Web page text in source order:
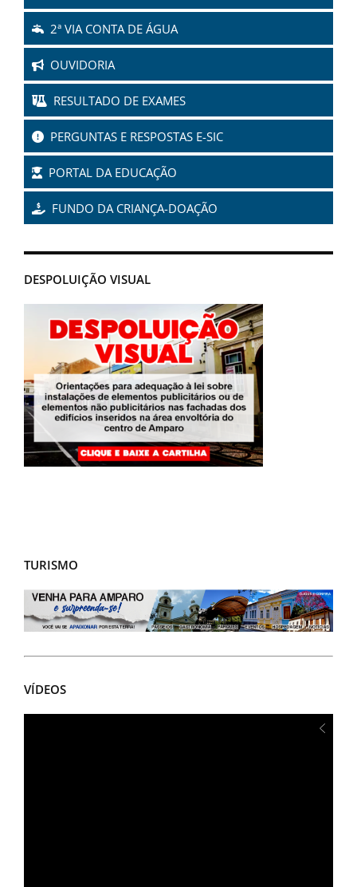
2ª VIA CONTA DE ÁGUA
OUVIDORIA
RESULTADO DE EXAMES
PERGUNTAS E RESPOSTAS E-SIC
PORTAL DA EDUCAÇÃO
FUNDO DA CRIANÇA-DOAÇÃO
DESPOLUIÇÃO VISUAL
TURISMO
VÍDEOS